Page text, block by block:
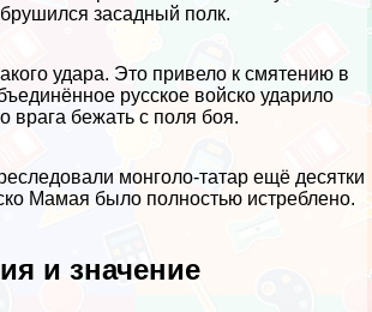
засадный полк.
удара. Это привело к смятению в
русское войско ударило
врага бежать с поля боя.
монголо-татар ещё десятки
Мамая было полностью истрeблено.
и значение